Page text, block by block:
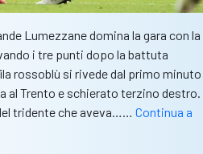
Lumezzane domina la gara con la
i tre punti dopo la battuta
rossoblù si rivede dal primo minuto
al Trento e schierato terzino destro.
tridente che aveva…… Continua a